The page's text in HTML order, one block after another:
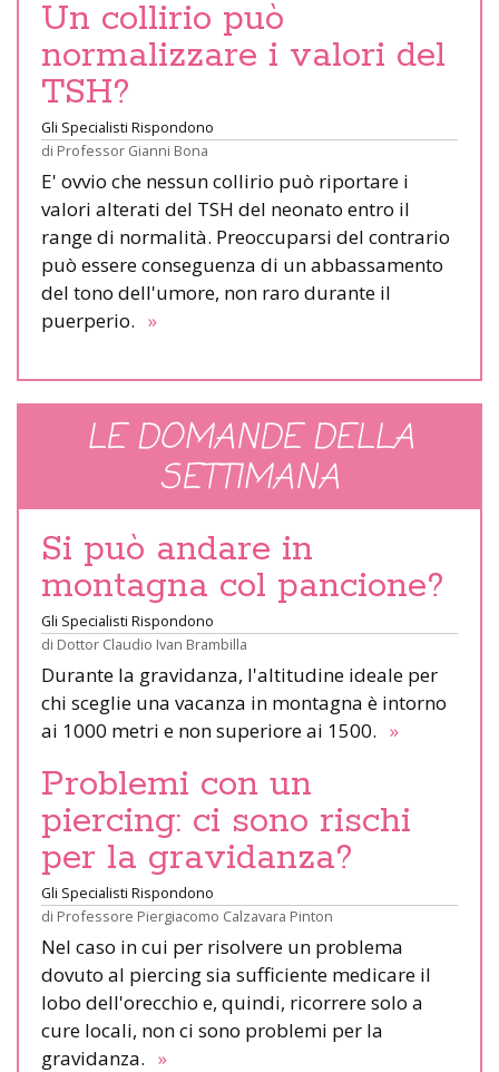
Un collirio può
normalizzare i valori del
TSH?
Gli Specialisti Rispondono
di Professor Gianni Bona
E' ovvio che nessun collirio può riportare i
valori alterati del TSH del neonato entro il
range di normalità. Preoccuparsi del contrario
può essere conseguenza di un abbassamento
del tono dell'umore, non raro durante il
puerperio. »
LE DOMANDE DELLA
SETTIMANA
Si può andare in
montagna col pancione?
Gli Specialisti Rispondono
di Dottor Claudio Ivan Brambilla
Durante la gravidanza, l'altitudine ideale per
chi sceglie una vacanza in montagna è intorno
ai 1000 metri e non superiore ai 1500. »
Problemi con un
piercing: ci sono rischi
per la gravidanza?
Gli Specialisti Rispondono
di Professore Piergiacomo Calzavara Pinton
Nel caso in cui per risolvere un problema
dovuto al piercing sia sufficiente medicare il
lobo dell'orecchio e, quindi, ricorrere solo a
cure locali, non ci sono problemi per la
gravidanza. »